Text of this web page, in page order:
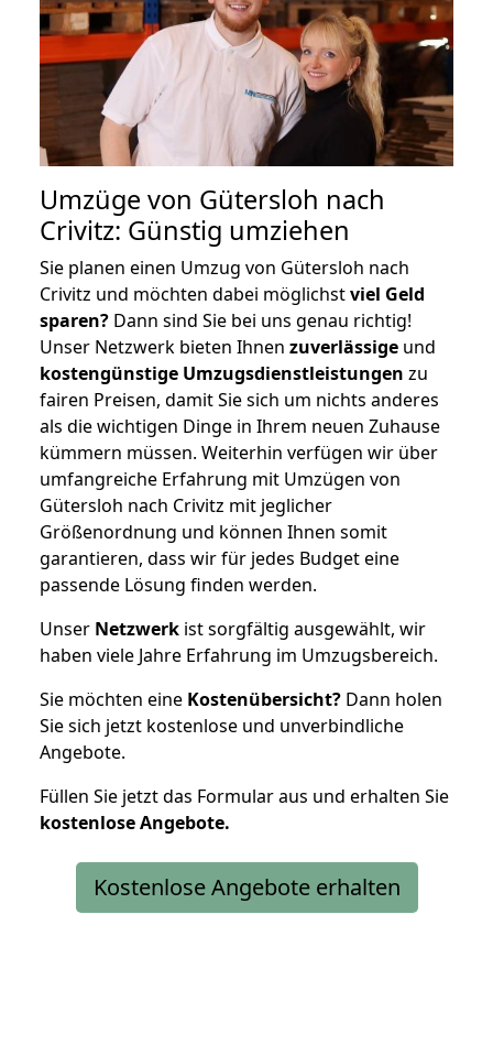
Umzüge von Gütersloh nach
Crivitz: Günstig umziehen
Sie planen einen Umzug von Gütersloh nach
Crivitz und möchten dabei möglichstviel Geld
sparen? Dann sind Sie bei uns genau richtig!
Unser Netzwerk bieten Ihnen zuverlässige und
kostengünstige Umzugsdienstleistungen zu
fairen Preisen, damit Sie sich um nichts anderes
als die wichtigen Dinge in Ihrem neuen Zuhause
kümmern müssen. Weiterhin verfügen wir über
umfangreiche Erfahrung mit Umzügen von
Gütersloh nach Crivitz mit jeglicher
Größenordnung und können Ihnen somit
garantieren, dass wir für jedes Budget eine
passende Lösung finden werden.
Unser Netzwerk ist sorgfältig ausgewählt, wir
haben viele Jahre Erfahrung im Umzugsbereich.
Sie möchten eine Kostenübersicht? Dann holen
Sie sich jetzt kostenlose und unverbindliche
Angebote.
Füllen Sie jetzt das Formular aus und erhalten Sie
kostenloseAngebote.
Kostenlose Angebote erhalten